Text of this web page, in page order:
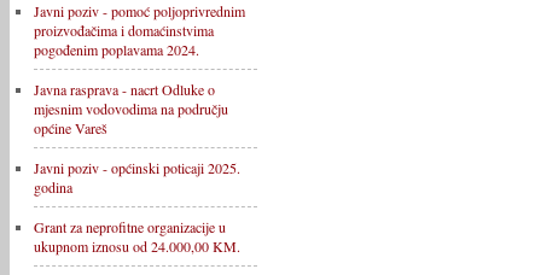
Javni poziv - pomoć poljoprivrednim
proizvođačima i domaćinstvima
pogođenim poplavama 2024.
Javna rasprava - nacrt Odluke o
mjesnim vodovodima na području
općine Vareš
Javni poziv - općinski poticaji 2025.
godina
Grant za neprofitne organizacije u
ukupnom iznosu od 24.000,00 KM.